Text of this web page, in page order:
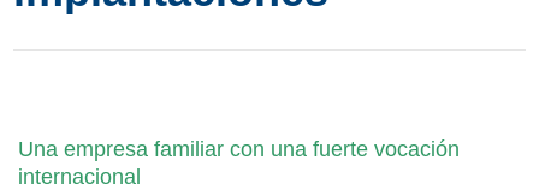
Una empresa familiar con una fuerte vocación
internacional